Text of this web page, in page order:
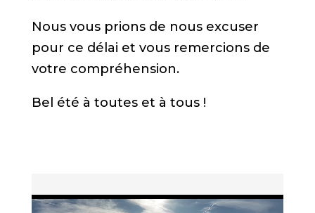
Nous vous prions de nous excuser
pour ce délai et vous remercions de
votre compréhension.
Bel été à toutes et à tous !